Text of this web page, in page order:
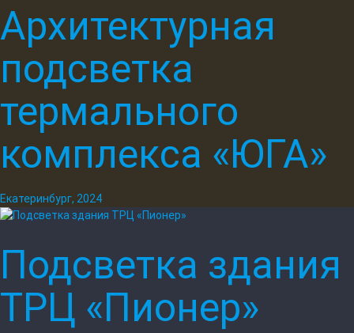
Архитектурная
подсветка
термального
комплекса «ЮГА»
Екатеринбург, 2024
Подсветка здания
ТРЦ «Пионер»